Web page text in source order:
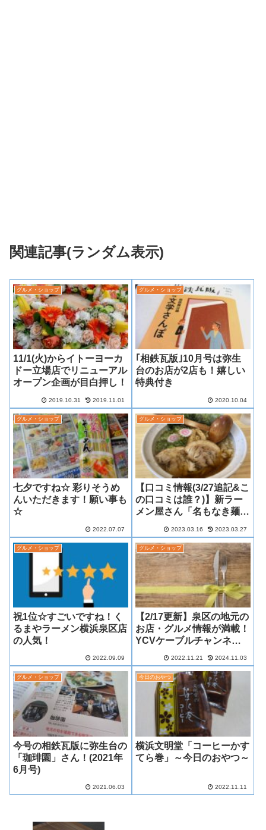
関連記事(ランダム表示)
グルメ・ショップ
11/1(火)からイトーヨーカ
ドー立場店でリニューアル
オープン企画が目白押し！
2019.10.31 2019.11.01
グルメ・ショップ
｢相鉄瓦版｣10月号は弥生
台のお店が2店も！嬉しい
特典付き
2020.10.04
グルメ・ショップ
七夕ですね☆ 彩りそうめ
んいただきます！願い事も
☆
2022.07.07
グルメ・ショップ
【口コミ情報(3/27追記&こ
の口コミは誰？)】新ラー
メン屋さん「名もなき麺屋
差点付近)
2023.03.16 2023.03.27
グルメ・ショップ
祝1位☆すごいですね！く
るまやラーメン横浜泉区店
の人気！
2022.09.09
グルメ・ショップ
【2/17更新】泉区の地元の
お店・グルメ情報が満載！
YCVケーブルチャンネル
ェック！
2022.11.21 2024.11.03
グルメ・ショップ
今号の相鉄瓦版に弥生台の
「珈琲園」さん！(2021年
6月号)
2021.06.03
今日のおやつ
横浜文明堂「コーヒーかす
てら巻」～今日のおやつ～
2022.11.11